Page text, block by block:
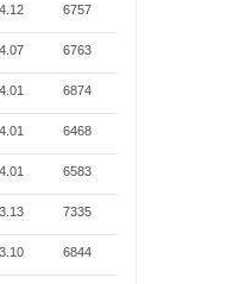
6757
6763
6874
6468
6583
7335
6844